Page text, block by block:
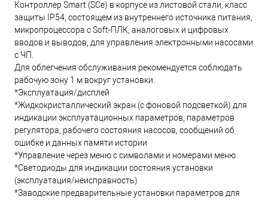
Контроллер Smart (SCe) в корпусе из листовой стали, класс
защиты IP54, состоящем из внутреннего источника питания,
микропроцессора с Soft-ПЛК, аналоговых и цифровых
вводов и выводов, для управления электронными насосами
с ЧП.
Для облегчения обслуживания рекомендуется соблюдать
рабочую зону 1 м вокруг установки.
*Эксплуатация/дисплей
*Жидкокристаллический экран (с фоновой подсветкой) для
индикации эксплуатационных параметров, параметров
регулятора, рабочего состояния насосов, сообщений об
ошибке и данных памяти истории
*Управление через меню с символами и номерами меню
*Светодиоды для индикации состояния установки
(эксплуатация/неисправность)
*Заводские предварительные установки параметров для